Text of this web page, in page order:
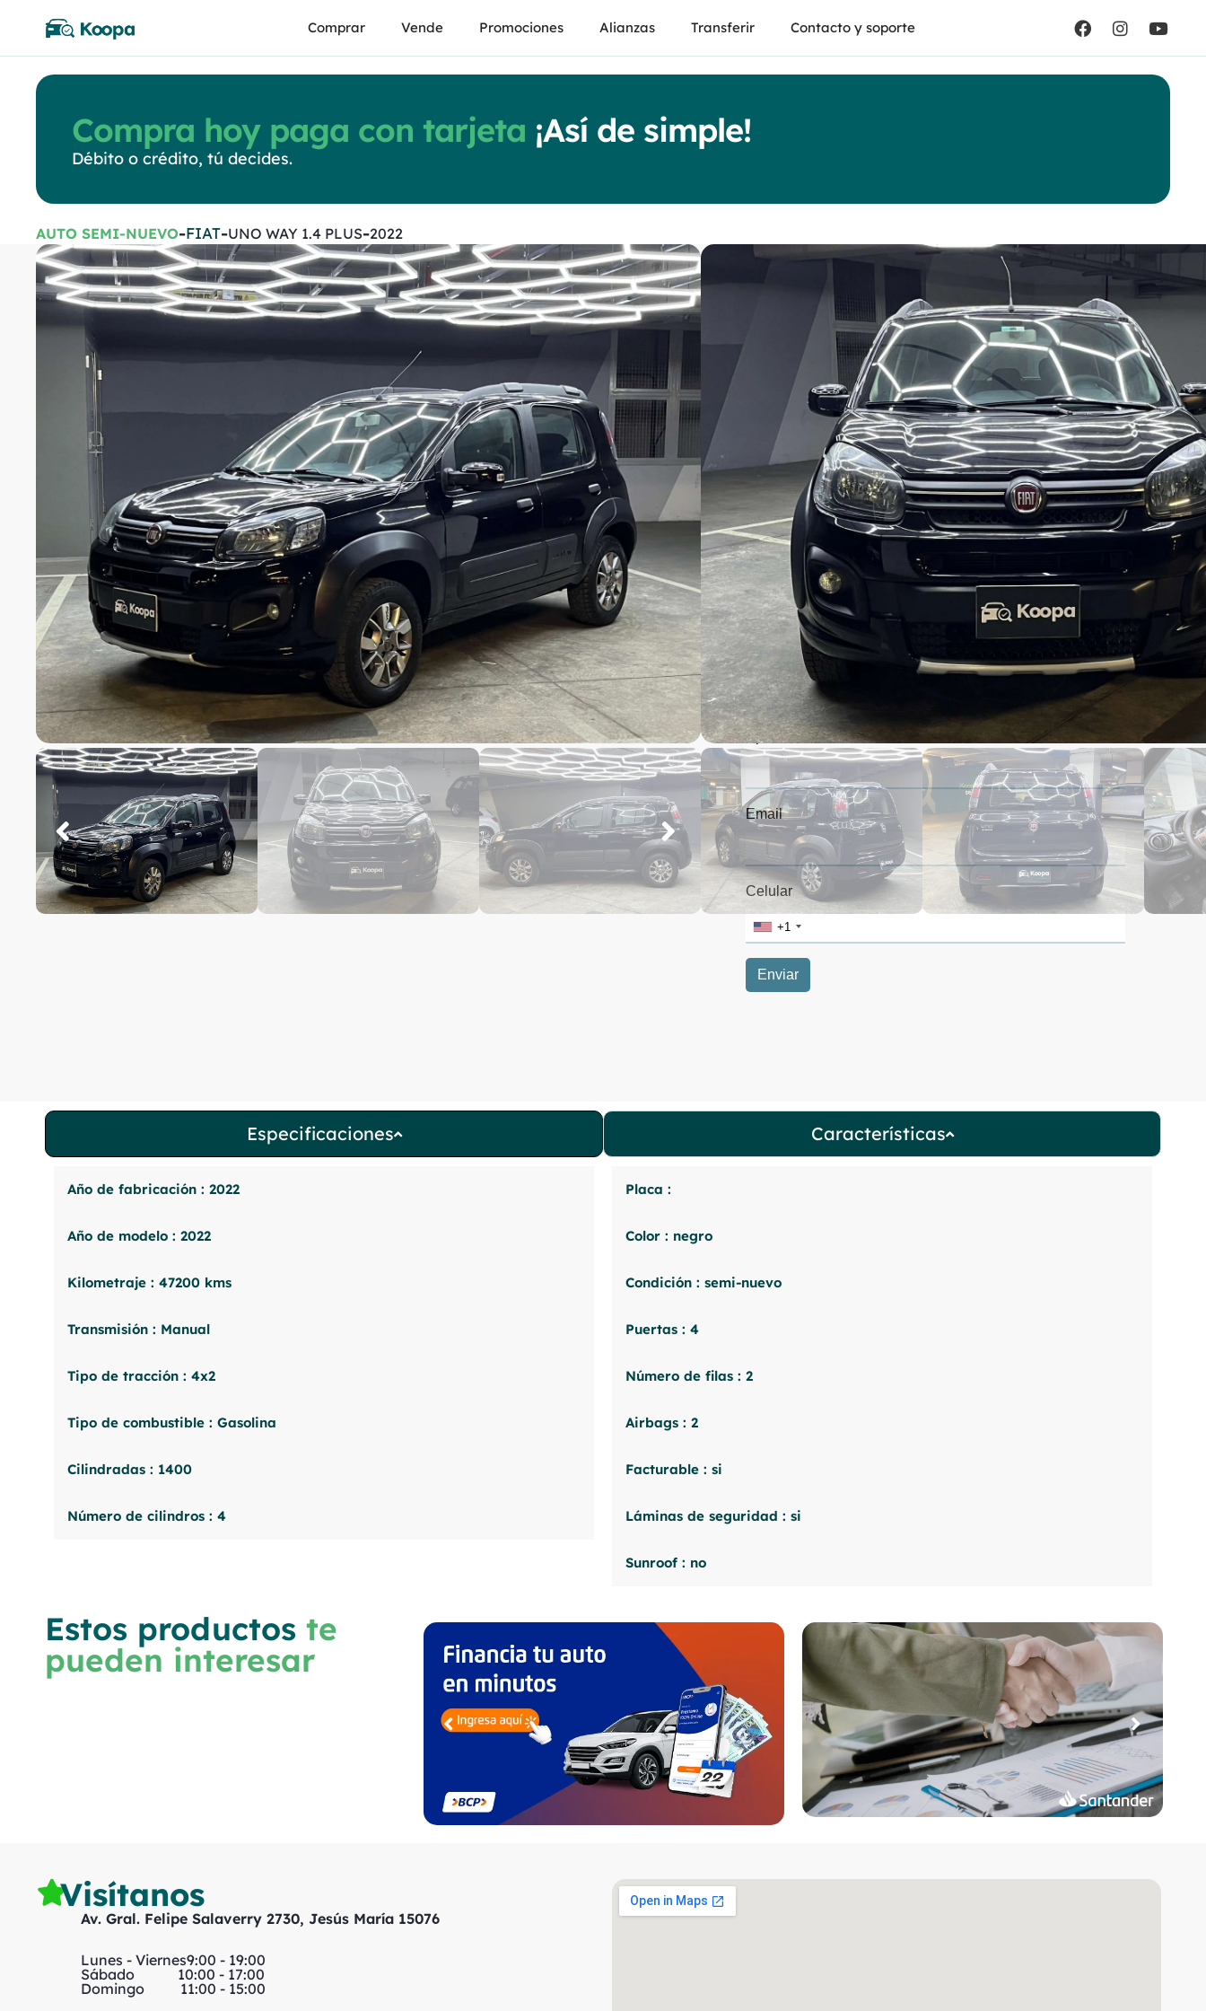
Comprar Vende Promociones Alianzas Transferir Contacto y soporte
Compra hoy paga con tarjeta ¡Así de simple!
Débito o crédito, tú decides.
AUTO SEMI-NUEVO-FIAT-UNO WAY 1.4 PLUS-2022
Fiat
Uno way 1.4 PLUS
11,800
$11,000
47,200 kms
2022 fabricacion
2022 modelo
Código de auto : 2999
Especificaciones
Año de fabricación : 2022
Año de modelo : 2022
Kilometraje : 47200 kms
Transmisión : Manual
Tipo de tracción : 4x2
Tipo de combustible : Gasolina
Cilindradas : 1400
Número de cilindros : 4
Características
Placa :
Color : negro
Condición : semi-nuevo
Puertas : 4
Número de filas : 2
Airbags : 2
Facturable : si
Láminas de seguridad : si
Sunroof : no
Estos productos te
pueden interesar
Visítanos
Av. Gral. Felipe Salaverry 2730, Jesús María 15076
Lunes - Viernes9:00 - 19:00
Sábado 10:00 - 17:00
Domingo 11:00 - 15:00